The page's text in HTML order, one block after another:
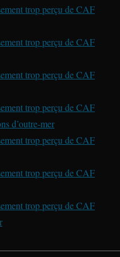
trop perçu de CAF
trop perçu de CAF
trop perçu de CAF
trop perçu de CAF
d’outre-mer
trop perçu de CAF
trop perçu de CAF
trop perçu de CAF